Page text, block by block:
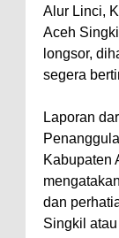
Alur Linci,
Aceh
longsor,
segera
Laporan
Kabupaten
dan
Singkil